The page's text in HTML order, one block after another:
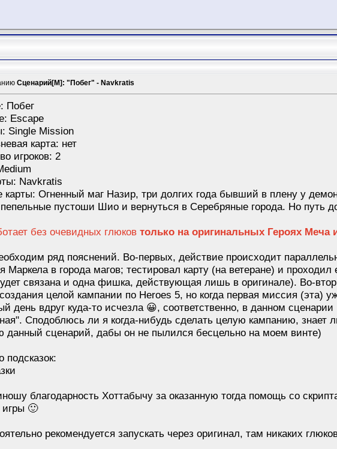
Сценарий[M]: "Побег" - Navkratis
Побег
Escape
Single Mission
карта: нет
игроков: 2
Navkratis
карты: Огненный маг Назир, три долгих года бывший в плену у
пепельные пустоши Шио и вернуться в Серебряные города. Но путь
без очевидных глюковтолько на оригинальных Героях Меча
ряд пояснений. Во-первых, действие происходит
Маркела в города магов; тестировал карту (на ветеране) и
связана и одна фишка, действующая лишь в оригинале). Во-
целой кампании по Heroes 5, но когда первая миссия (эта)
день вдруг куда-то исчезла 😀, соответственно, в данном
Сподоблюсь ли я когда-нибудь сделать целую кампанию,
данный сценарий, дабы он не пылился бесцельно на моем винте)
подсказок:
благодарность Хоттабычу за оказанную тогда помощь со
игры 🙂
рекомендуется запускать через оригинал, там никаких